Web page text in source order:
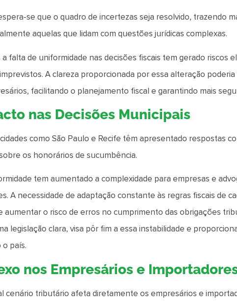
se que o quadro de incertezas seja resolvido, trazendo
aquelas que lidam com questões jurídicas complexas.
a falta de uniformidade nas decisões fiscais tem gerado riscos
A clareza proporcionada por essa alteração
facilitando o planejamento fiscal e garantindo mais
nas Decisões Municipais
como São Paulo e Recife têm apresentado respostas
os honorários de sucumbência.
tem aumentado a complexidade para empresas e
A necessidade de adaptação constante às regras fiscais de
aumentar o risco de erros no cumprimento das obrigações
legislação clara, visa pôr fim a essa instabilidade e
país.
nos Empresários e
cenário tributário afeta diretamente os empresários e